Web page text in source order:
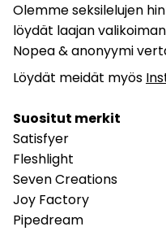
Olemme seksilelujen
löydät laajan
Nopea & anonyymi
Löydät meidät myös
Suositut merkit
Satisfyer
Fleshlight
Seven Creations
Joy Factory
Pipedream